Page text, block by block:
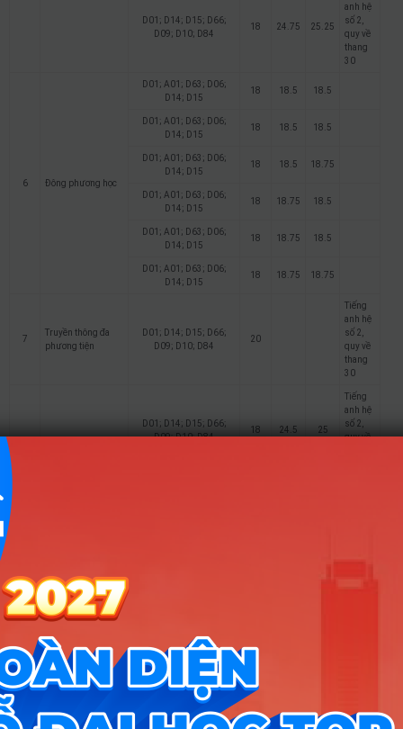
D01; D14; D15; D66;
D09; D10; D84
18 24.75 25.25
anh hệ
số 2,
quy về
thang
30
6 Đông phương học
D01; A01; D63; D06;
D14; D15
18 18.5 18.5
D01; A01; D63; D06;
D14; D15
18 18.5 18.5
D01; A01; D63; D06;
D14; D15
18 18.5 18.75
D01; A01; D63; D06;
D14; D15
18 18.75 18.5
D01; A01; D63; D06;
D14; D15
18 18.75 18.5
D01; A01; D63; D06;
D14; D15
18 18.75 18.75
7
Truyền thông đa
phương tiện
D01; D14; D15; D66;
D09; D10; D84
20
Tiếng
anh hệ
số 2,
quy về
thang
30
D01; D14; D15; D66;
D09; D10; D84
18 24.5 25
Tiếng
anh hệ
số 2,
quy về
Tiếng
D01; D14; D15; D66;
D09; D10; D84
thang